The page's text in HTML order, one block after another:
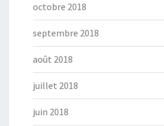
octobre 2018
septembre 2018
août 2018
juillet 2018
juin 2018